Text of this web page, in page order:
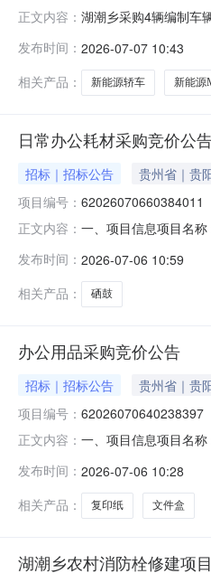
正文内容： 湖潮乡采购4辆编制车
件，并于2026年07月
发布时间： 2026-07-07 10:43
相关产品：
新能源轿车 新能源
日常办公耗材采购竞价公
招标｜招标公告 贵州省｜贵
项目编号： 62026070660384011
正文内容： 一、项目信息项目名
目:硒鼓;采购人需求描
发布时间： 2026-07-06 10:59
相关产品：
硒鼓
办公用品采购竞价公告
招标｜招标公告 贵州省｜贵
项目编号： 62026070640238397
正文内容： 一、项目信息项目名
目:打印/复印纸;采购
发布时间： 2026-07-06 10:28
相关产品：
复印纸 文件盒
湖潮乡农村消防栓修建项